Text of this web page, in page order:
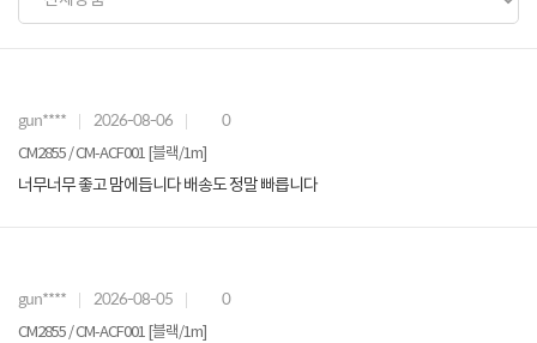
gun**** 2026-08-06 0
CM2855 / CM-ACF001 [블랙/1m]
너무너무 좋고 맘에듭니다 배송도 정말 빠릅니다
gun**** 2026-08-05 0
CM2855 / CM-ACF001 [블랙/1m]